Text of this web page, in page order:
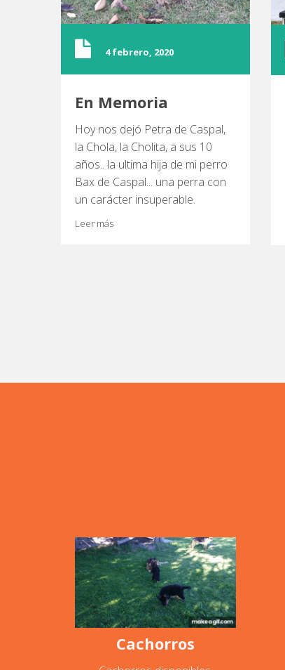
4 febrero, 2020
En Memoria
Hoy nos dejó Petra de Caspal,
la Chola, la Cholita, a sus 10
años.. la ultima hija de mi perro
Bax de Caspal... una perra con
un carácter insuperable.
Leer más
Cachorros